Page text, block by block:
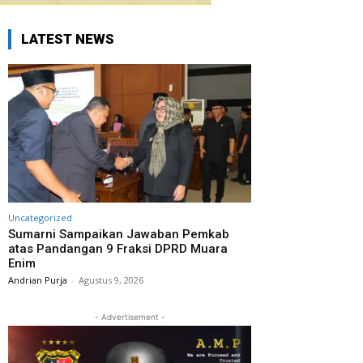
LATEST NEWS
Uncategorized
Sumarni Sampaikan Jawaban Pemkab
atas Pandangan 9 Fraksi DPRD Muara
Enim
Andrian Purja - Agustus 9, 2026
- Advertisement -